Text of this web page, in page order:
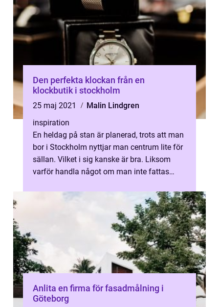
Den perfekta klockan från en
klockbutik i stockholm
25 maj 2021
Malin Lindgren
inspiration
En heldag på stan är planerad, trots att man
bor i Stockholm nyttjar man centrum lite för
sällan. Vilket i sig kanske är bra. Liksom
varför handla något om man inte fattas
Anlita en firma för fasadmålning i
Göteborg